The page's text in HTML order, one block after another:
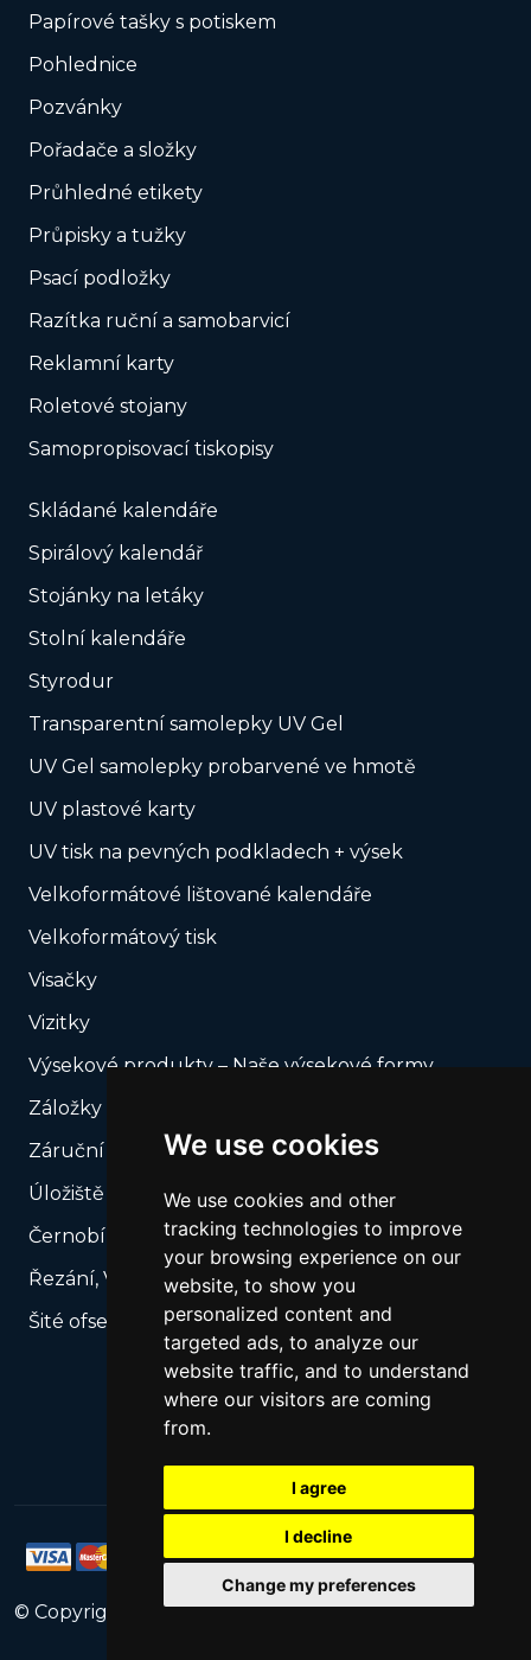
We use cookies
We use cookies and other
tracking technologies to improve
your browsing experience on our
website, to show you
personalized content and
targeted ads, to analyze our
website traffic, and to understand
where our visitors are coming
from.
I agree
I decline
Change my preferences
Papírové tašky s potiskem
Pohlednice
Pozvánky
Pořadače a složky
Průhledné etikety
Průpisky a tužky
Psací podložky
Razítka ruční a samobarvicí
Reklamní karty
Roletové stojany
Samopropisovací tiskopisy
Skládané kalendáře
Spirálový kalendář
Stojánky na letáky
Stolní kalendáře
Styrodur
Transparentní samolepky UV Gel
UV Gel samolepky probarvené ve hmotě
UV plastové karty
UV tisk na pevných podkladech + výsek
Velkoformátové lištované kalendáře
Velkoformátový tisk
Visačky
Vizitky
Výsekové produkty – Naše výsekové formy
Záložky
Záruční plomby
Úložiště USB
Černobílý tisk
Řezání, Výsek podle vašeho rozkroje
Šité ofsetové katalogy
© Copyright 2026 PrintNetAll Rights Reserved.